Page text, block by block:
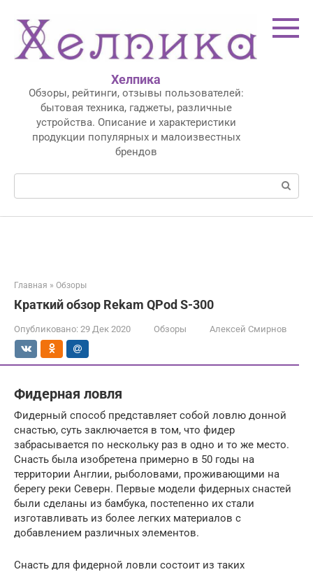
контенту
Хелпика
Обзоры, рейтинги, отзывы пользователей:
бытовая техника, гаджеты, различные
устройства. Описание и характеристики
продукции популярных и малоизвестных
брендов
Поиск:
Главная » Обзоры
Краткий обзор Rekam QPod S-300
Опубликовано: 29 Дек 2020 Обзоры Алексей Смирнов
Фидерная ловля
Фидерный способ представляет собой ловлю донной
снастью, суть заключается в том, что фидер
забрасывается по нескольку раз в одно и то же место.
Снасть была изобретена примерно в 50 годы на
территории Англии, рыболовами, проживающими на
берегу реки Северн. Первые модели фидерных снастей
были сделаны из бамбука, постепенно их стали
изготавливать из более легких материалов с
добавлением различных элементов.
Снасть для фидерной ловли состоит из таких